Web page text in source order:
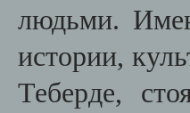
людьми.
истории,
Теберде,